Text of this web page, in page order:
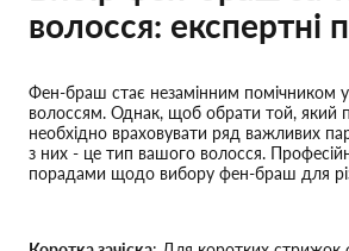
волосся: експертні
Фен-браш стає незамінним помічником у
волоссям. Однак, щоб обрати той, який
необхідно враховувати ряд важливих
з них - це тип вашого волосся.
порадами щодо вибору фен-браш для